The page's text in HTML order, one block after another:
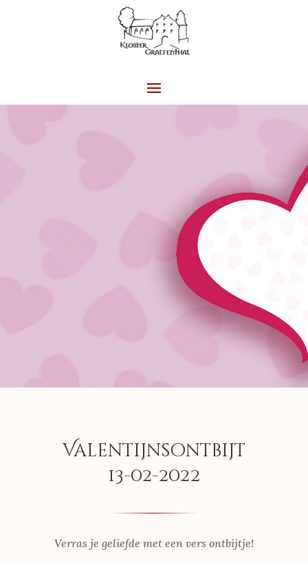
Valentijnsontbijt
13-02-2022
Verras je geliefde met een vers ontbijtje!